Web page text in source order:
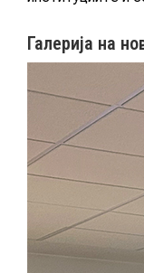
ENGГалерија на